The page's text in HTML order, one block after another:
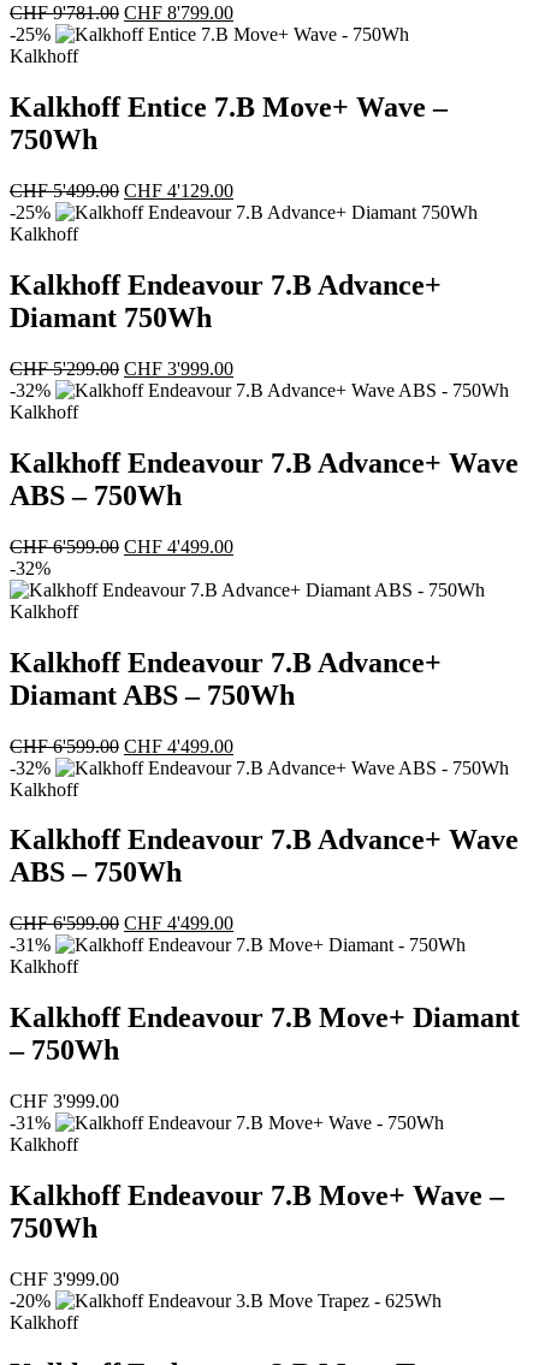
CHF9'781.00 Ursprünglicher
Preis
CHF 8'799.00Aktueller
Preis
-25%
Kalkhoff
Kalkhoff Entice 7.B Move+ Wave –
750Wh
CHF5'499.00 Ursprünglicher
Preis
CHF 4'129.00Aktueller
Preis
-25%
Kalkhoff
Kalkhoff Endeavour 7.B Advance+
Diamant 750Wh
CHF5'299.00 Ursprünglicher
Preis
CHF 3'999.00Aktueller
Preis
-32%
Kalkhoff
Kalkhoff Endeavour 7.B Advance+ Wave
ABS – 750Wh
CHF6'599.00 Ursprünglicher
war:
CHF 4'499.00Aktueller
ist:
-32%
Kalkhoff
Kalkhoff Endeavour 7.B Advance+
Diamant ABS – 750Wh
CHF6'599.00 Ursprünglicher
Preis
CHF 4'499.00Aktueller
Preis
-32%
Kalkhoff
Kalkhoff Endeavour 7.B Advance+ Wave
ABS – 750Wh
CHF6'599.00 Ursprünglicher
Preis
CHF 4'499.00Aktueller
Preis
-31%
Kalkhoff
Kalkhoff Endeavour 7.B Move+ Diamant
– 750Wh
CHF 3'999.00
-31%
Kalkhoff
Kalkhoff Endeavour 7.B Move+ Wave –
750Wh
CHF 3'999.00
-20%
Kalkhoff